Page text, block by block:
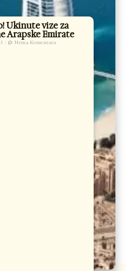
Ukinute vize za
Arapske Emirate
Nema Komentara